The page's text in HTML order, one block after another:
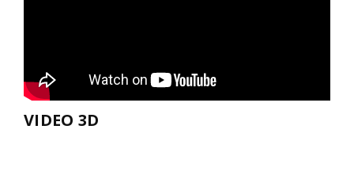
VIDEO 3D